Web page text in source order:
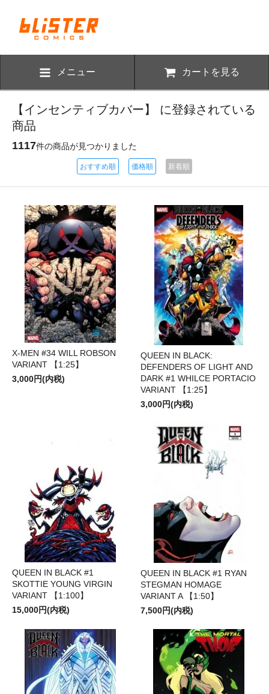
メニュー カートを見る
【インセンティブカバー】 に登録されている
商品
1117件の商品が見つかりました
おすすめ順 価格順 新着順
X-MEN #34 WILL ROBSON
VARIANT 【1:25】
3,000円(内税)
QUEEN IN BLACK:
DEFENDERS OF LIGHT AND
DARK #1 WHILCE PORTACIO
VARIANT 【1:25】
3,000円(内税)
QUEEN IN BLACK #1
SKOTTIE YOUNG VIRGIN
VARIANT 【1:100】
15,000円(内税)
QUEEN IN BLACK #1 RYAN
STEGMAN HOMAGE
VARIANT A 【1:50】
7,500円(内税)